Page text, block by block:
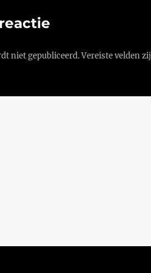
niet gepubliceerd.Vereiste velden